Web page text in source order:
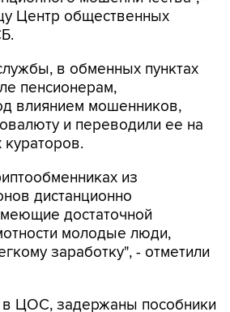
Центр общественных
в обменных пунктах
пенсионерам,
влиянием мошенников,
и переводили ее на
кураторов.
из
дистанционно
достаточной
молодые люди,
заработку", - отметили
ЦОС, задержаны пособники